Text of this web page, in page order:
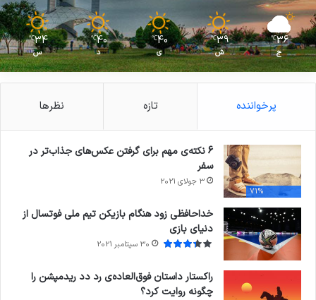
36
℃
ج
39
℃
ش
40
℃
ی
40
℃
د
34
℃
س
پرخواننده تازه نظرها
71%
6 نکته‌ی مهم برای گرفتن عکس‌های جذاب‌تر در
سفر
3 جولای 2021
خداحافظی زود هنگام بازیکن تیم ملی فوتسال از
دنیای بازی
30 سپتامبر 2021
راکستار داستان فوق‌العاده‌ی رد دد ریدمپشن را
چگونه روایت کرد؟